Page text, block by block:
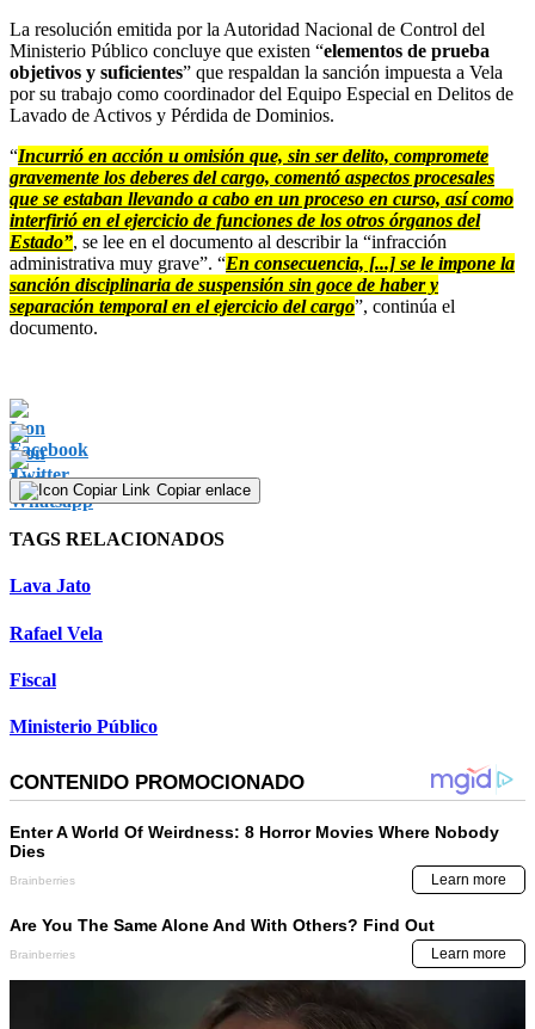
La resolución emitida por la Autoridad Nacional de Control del
Ministerio Público concluye que existen “elementos de prueba
objetivos y suficientes” que respaldan la sanción impuesta a Vela
por su trabajo como coordinador del Equipo Especial en Delitos de
Lavado de Activos y Pérdida de Dominios.
“Incurrió en acción u omisión que, sin ser delito, compromete
gravemente los deberes del cargo, comentó aspectos procesales
que se estaban llevando a cabo en un proceso en curso, así como
interfirió en el ejercicio de funciones de los otros órganos del
Estado”, se lee en el documento al describir la “infracción
administrativa muy grave”. “En consecuencia, [...] se le impone la
sanción disciplinaria de suspensión sin goce de haber y
separación temporal en el ejercicio del cargo”, continúa el
documento.
Copiar enlace
TAGS RELACIONADOS
Lava Jato
Rafael Vela
Fiscal
Ministerio Público